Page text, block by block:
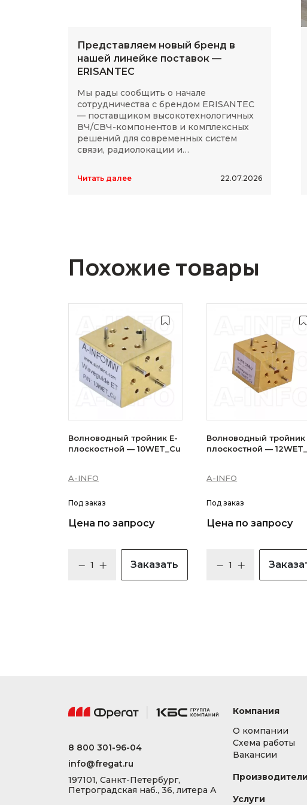
Представляем новый бренд в
нашей линейке поставок —
ERISANTEC
Мы рады сообщить о начале
сотрудничества с брендом ERISANTEC
— поставщиком высокотехнологичных
ВЧ/СВЧ-компонентов и комплексных
решений для современных систем
связи, радиолокации и
Читать далее 22.07.2026
Похожие товары
Волноводный тройник E-
плоскостной — 10WET_Cu
A-INFO
Под заказ
Цена по запросу
Заказать
Волноводный тройник
плоскостной —
A-INFO
Под заказ
Цена по запросу
8 800 301-96-04
info@fregat.ru
197101, Санкт-Петербург,
Петроградская наб., 36, литера А
Компания
О компании
Схема работы
Вакансии
Производители
Услуги